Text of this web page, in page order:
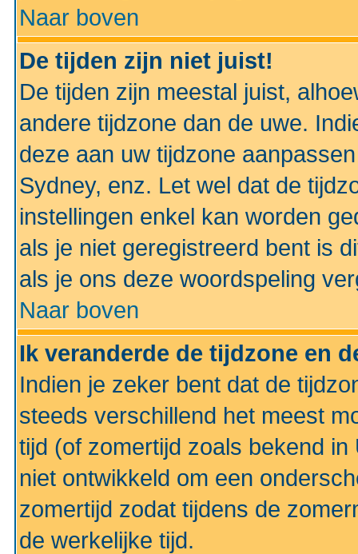
Naar boven
De tijden zijn niet juist!
De tijden zijn meestal juist,
andere tijdzone dan de uwe.
deze aan uw tijdzone
Sydney, enz. Let wel dat de
instellingen enkel kan worden
als je niet geregistreerd bent is
als je ons deze woordspeling
Naar boven
Ik veranderde de tijdzone en
Indien je zeker bent dat de
steeds verschillend het meest
tijd (of zomertijd zoals bekend
niet ontwikkeld om een
zomertijd zodat tijdens de
de werkelijke tijd.